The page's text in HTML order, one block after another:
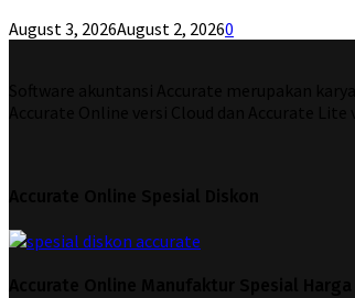
August 3, 2026August 2, 20260